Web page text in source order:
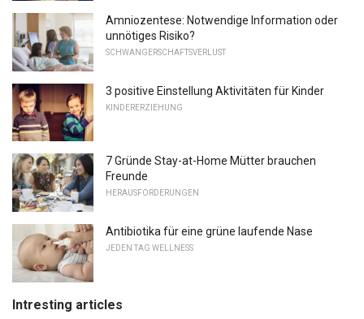
Amniozentese: Notwendige Information oder
unnötiges Risiko?
SCHWANGERSCHAFTSVERLUST
3 positive Einstellung Aktivitäten für Kinder
KINDERERZIEHUNG
7 Gründe Stay-at-Home Mütter brauchen
Freunde
HERAUSFORDERUNGEN
Antibiotika für eine grüne laufende Nase
JEDEN TAG WELLNESS
Intresting articles